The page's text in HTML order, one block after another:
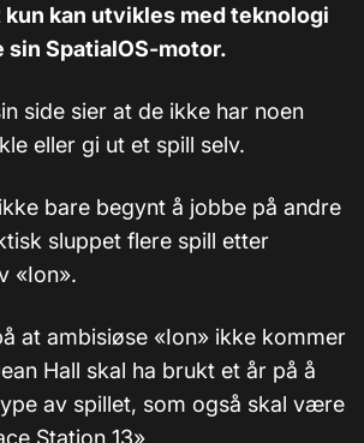
kun kan utvikles med teknologi
sin SpatialOS-motor.
side sier at de ikke har noen
eller gi ut et spill selv.
bare begynt å jobbe på andre
sluppet flere spill etter
«Ion».
at ambisiøse «Ion» ikke kommer
Hall skal ha brukt et år på å
av spillet, som også skal være
Station 13»